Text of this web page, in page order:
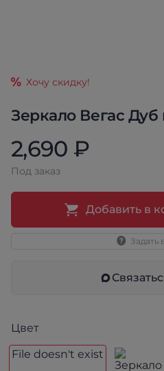
Зеркало Вегас
Хочу скидку!
2,690 ₽
Под заказ
Добавить в
Задать
Цвет
File doesn't exist